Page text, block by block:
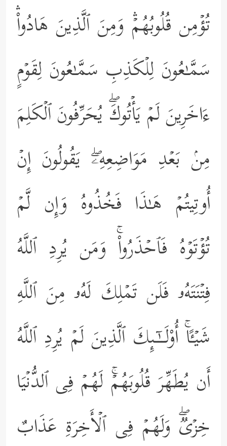
تُؤۡمِن قُلُوبُهُمۡۛ وَمِنَ ٱلَّذِینَ هَادُواْۛ
سَمَّـٰعُونَ لِلۡكَذِبِ سَمَّـٰعُونَ لِقَوۡمٍ
ءَاخَرِینَ لَمۡ یَأۡتُوكَۖ یُحَرِّفُونَ ٱلۡكَلِمَ
مِنۢ بَعۡدِ مَوَاضِعِهِۦۖ یَقُولُونَ إِنۡ
أُوتِیتُمۡ هَـٰذَا فَخُذُوهُ وَإِن لَّمۡ
تُؤۡتَوۡهُ فَٱحۡذَرُواْۚ وَمَن یُرِدِ ٱللَّهُ
فِتۡنَتَهُۥ فَلَن تَمۡلِكَ لَهُۥ مِنَ ٱللَّهِ
شَیۡـًٔاۚ أُوْلَــٰۤـىِٕكَ ٱلَّذِینَ لَمۡ یُرِدِ ٱللَّهُ
أَن یُطَهِّرَ قُلُوبَهُمۡۚ لَهُمۡ فِی ٱلدُّنۡیَا
خِزۡیࣱۖ وَلَهُمۡ فِی ٱلۡأَخِرَةِ عَذَابٌ